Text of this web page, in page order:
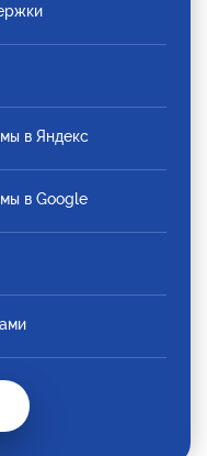
в Яндекс
в Google